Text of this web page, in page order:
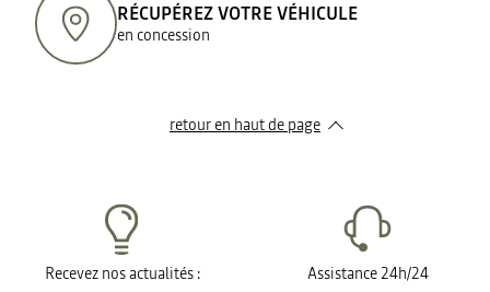
RÉCUPÉREZ VOTRE VÉHICULE
en concession
retour en haut de page​
Recevez nos actualités : Assistance 24h/24